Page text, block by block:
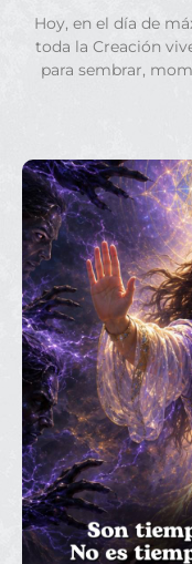
Hoy, en el día de
toda la Creación
para sembrar,